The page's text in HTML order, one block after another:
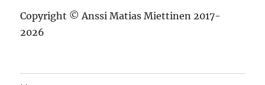
Copyright © Anssi Matias Miettinen 2017-
2026